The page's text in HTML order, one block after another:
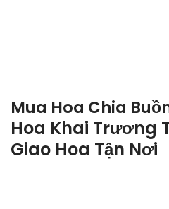
Mua Hoa Chia
Hoa Khai Trương
Giao Hoa Tận Nơi